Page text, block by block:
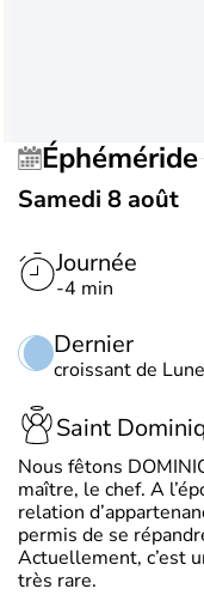
Éphéméride
Samedi 8 août
Journée
-4 min
Dernier
croissant de Lune
Saint
Nous fêtons
maître, le chef. A
relation
permis de se
Actuellement, c’est
très rare.